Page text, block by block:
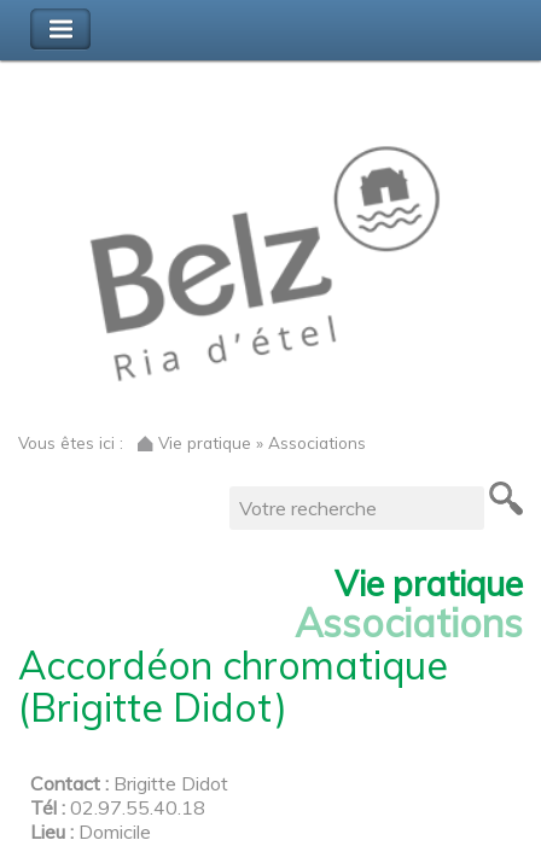
Vous êtes ici : Vie pratique » Associations
Vie pratique
Associations
Accordéon chromatique
(Brigitte Didot)
Contact : Brigitte Didot
Tél : 02.97.55.40.18
Lieu : Domicile